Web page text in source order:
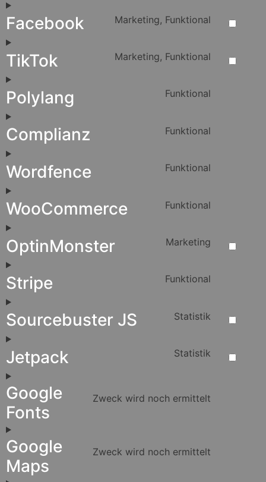
Facebook Marketing, Funktional
TikTok Marketing, Funktional
Polylang Funktional
Complianz Funktional
Wordfence Funktional
WooCommerce Funktional
OptinMonster Marketing
Stripe Funktional
Sourcebuster JS Statistik
Jetpack Statistik
Google
Fonts
Zweck wird noch ermittelt
Google
Maps
Zweck wird noch ermittelt